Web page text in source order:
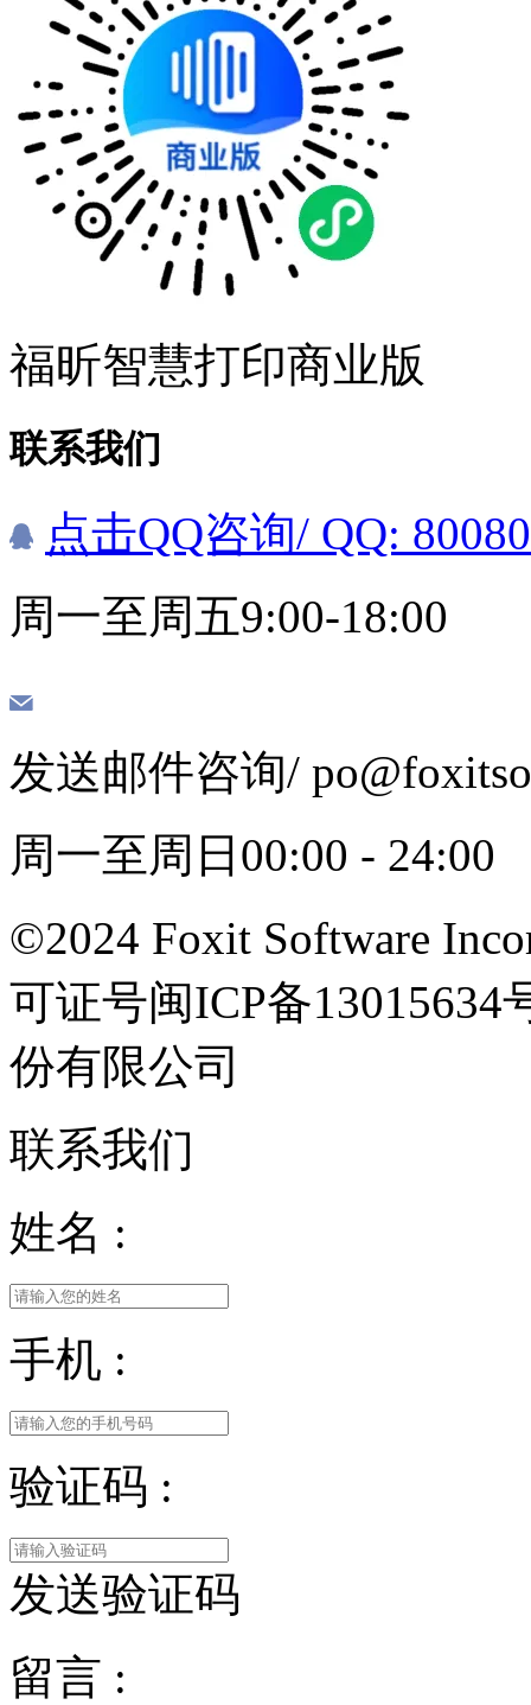
福昕智慧打印商业版
联系我们
点击QQ咨询/ QQ:
周一至周五9:00-18:00
发送邮件咨询/
周一至周日00:00 - 24:00
©2024 Foxit Software
可证号闽ICP备
份有限公司
联系我们
姓名 :
手机 :
验证码 :
发送验证码
留言 :